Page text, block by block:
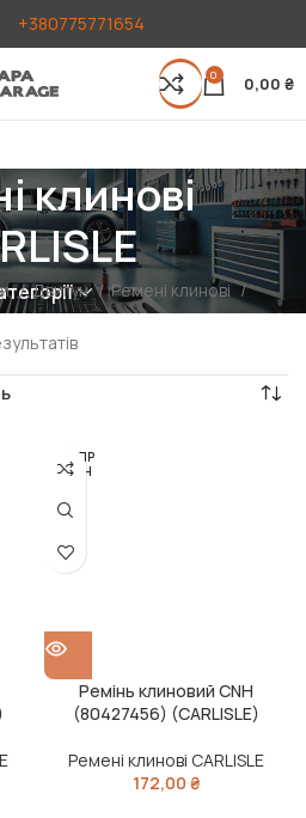
+380775771654
0 0,00 ₴
клинові
Двигун
Ремені клинові
РОЗПР
ОДАН
Ремінь клиновий CNH
(80427456) (CARLISLE)
Ремені клинові CARLISLE
172,00 ₴